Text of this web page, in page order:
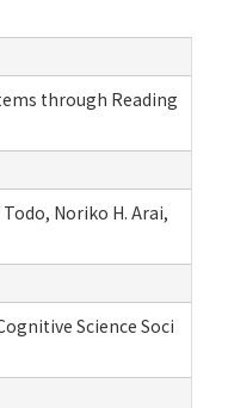
through Reading
Noriko H. Arai,
Science Soci